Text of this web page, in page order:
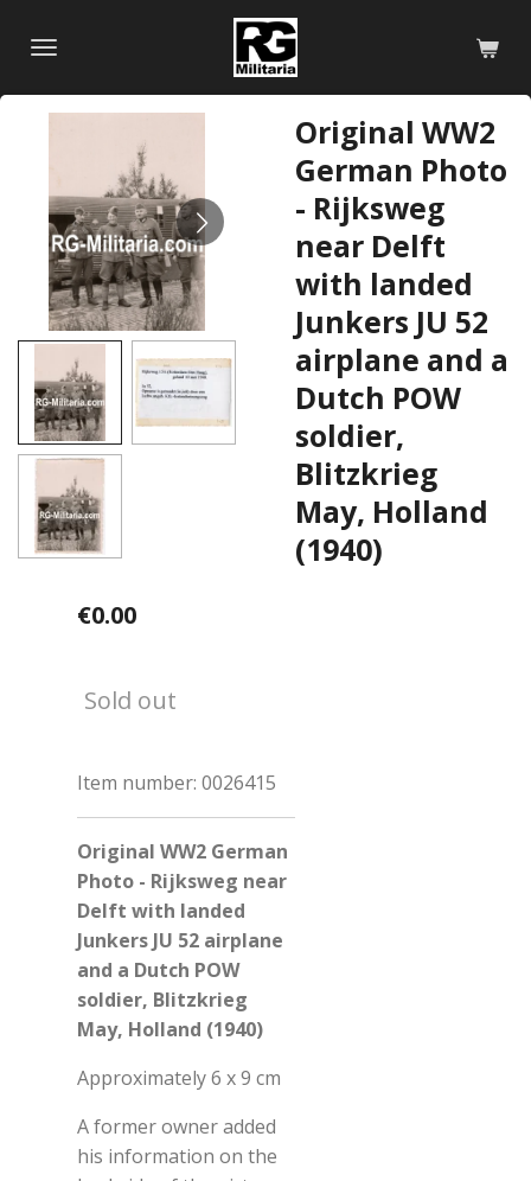
content
Original WW2
German Photo
- Rijksweg
near Delft
with landed
Junkers JU 52
airplane and a
Dutch POW
soldier,
Blitzkrieg
May, Holland
(1940)
€0.00
Sold out
Item number: 0026415
Original WW2 German
Photo - Rijksweg near
Delft with landed
Junkers JU 52 airplane
and a Dutch POW
soldier, Blitzkrieg
May, Holland (1940)
Approximately 6 x 9 cm
A former owner added
his information on the